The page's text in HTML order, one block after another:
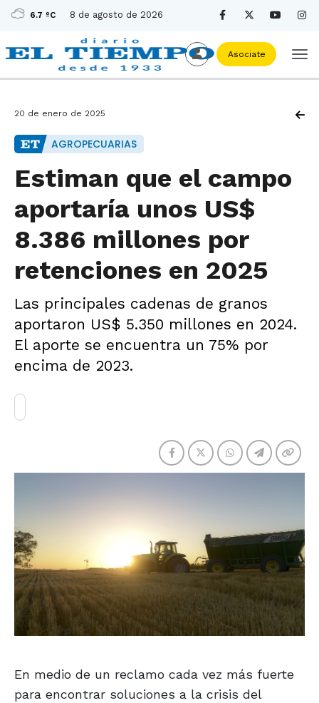
6.7 ºC 8 de agosto de 2026
Asociate
20 de enero de 2025
AGROPECUARIAS
Estiman que el campo
aportaría unos US$
8.386 millones por
retenciones en 2025
Las principales cadenas de granos
aportaron US$ 5.350 millones en 2024.
El aporte se encuentra un 75% por
encima de 2023.
En medio de un reclamo cada vez más fuerte
para encontrar soluciones a la crisis del